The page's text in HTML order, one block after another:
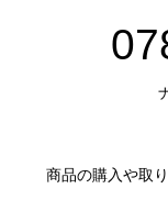
商品の購入や取